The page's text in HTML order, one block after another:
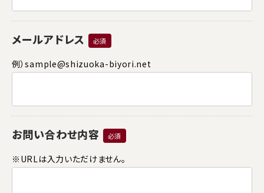
メールアドレス 必須
例）sample@shizuoka-biyori.net
お問い合わせ内容 必須
※URLは入力いただけません。